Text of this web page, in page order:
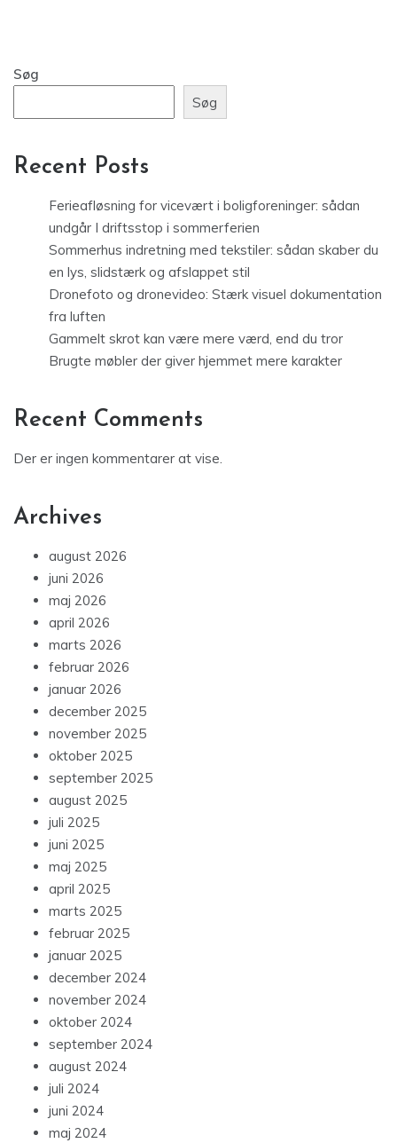
Søg
Søg
Recent Posts
Ferieafløsning for vicevært i boligforeninger: sådan
undgår I driftsstop i sommerferien
Sommerhus indretning med tekstiler: sådan skaber du
en lys, slidstærk og afslappet stil
Dronefoto og dronevideo: Stærk visuel dokumentation
fra luften
Gammelt skrot kan være mere værd, end du tror
Brugte møbler der giver hjemmet mere karakter
Recent Comments
Der er ingen kommentarer at vise.
Archives
august 2026
juni 2026
maj 2026
april 2026
marts 2026
februar 2026
januar 2026
december 2025
november 2025
oktober 2025
september 2025
august 2025
juli 2025
juni 2025
maj 2025
april 2025
marts 2025
februar 2025
januar 2025
december 2024
november 2024
oktober 2024
september 2024
august 2024
juli 2024
juni 2024
maj 2024